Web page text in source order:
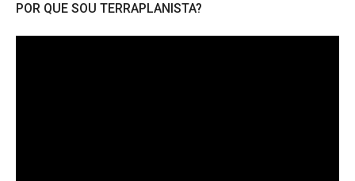
POR QUE SOU TERRAPLANISTA?